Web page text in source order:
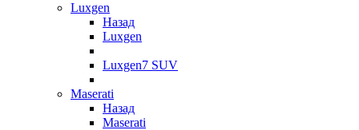
Luxgen
Назад
Luxgen
Luxgen7 SUV
Maserati
Назад
Maserati